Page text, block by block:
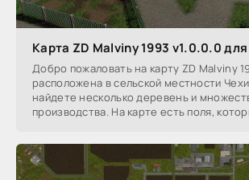
Карта ZD Malviny 1993 v1.0.0.0 для
Добро пожаловать на карту ZD Malviny
расположена в сельской местности
найдете несколько деревень и
производства. На карте есть поля,